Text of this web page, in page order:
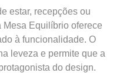
estar, recepções ou
Mesa Equilíbrio oferece
à funcionalidade. O
leveza e permite que a
do design.